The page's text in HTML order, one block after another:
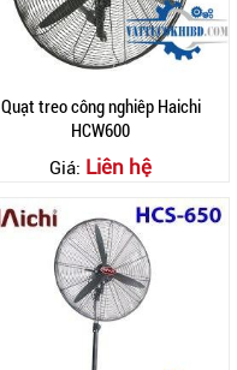
Quạt treo công nghiêp Haichi
HCW600
Giá: Liên hệ